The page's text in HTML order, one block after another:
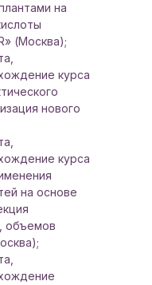
на
(Москва);
курса
нового
курса
на основе
объемов